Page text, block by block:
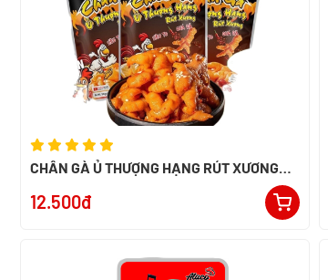
CHÂN GÀ Ủ THƯỢNG HẠNG RÚT XƯƠNG
12.500đ